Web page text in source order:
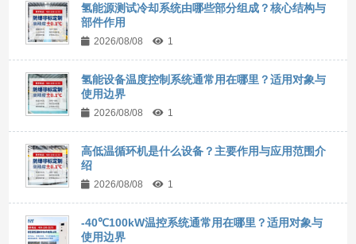
氢能源测试冷却系统由哪些部分组成？核心结构与
部件作用
2026/08/08 1
氢能设备温度控制系统通常用在哪里？适用对象与
使用边界
2026/08/08 1
高低温循环机是什么设备？主要作用与应用范围介
绍
2026/08/08 1
-40℃100kW温控系统通常用在哪里？适用对象与
使用边界